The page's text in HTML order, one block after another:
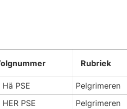
Rubriek
Hä PSE
Pelgrimeren
HER PSE
Pelgrimeren